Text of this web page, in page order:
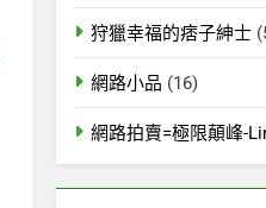
狩獵幸福的痞子紳士
網路小品 (16)
網路拍賣=極限顛峰-